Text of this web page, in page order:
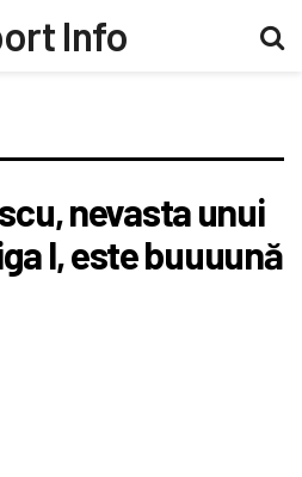
nevasta unui
I, este buuuună